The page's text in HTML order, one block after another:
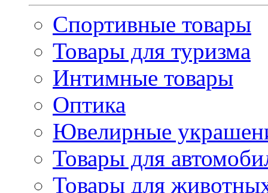
Спортивные товары
Товары для туризма
Интимные товары
Оптика
Ювелирные
Товары для
Товары для